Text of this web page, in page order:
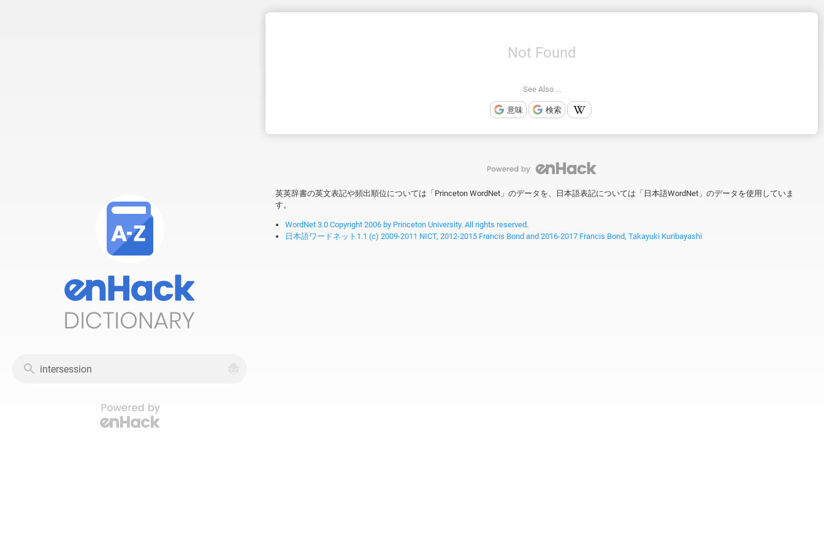
Not Found
See Also ...
意味 検索
英英辞書の英文表記や頻出順位については「Princeton WordNet」のデータを、日本語表記については「日本語WordNet」のデータを使用していま
す。
WordNet 3.0 Copyright 2006 by Princeton University. All rights reserved.
日本語ワードネット1.1 (c) 2009-2011 NICT, 2012-2015 Francis Bond and 2016-2017 Francis Bond, Takayuki Kuribayashi